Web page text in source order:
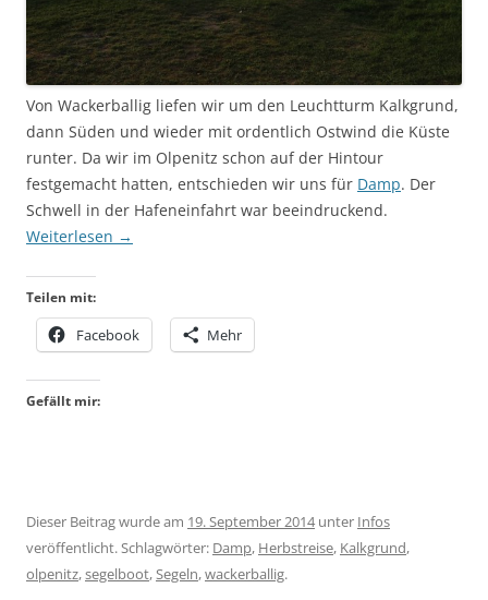
Von Wackerballig liefen wir um den Leuchtturm Kalkgrund,
dann Süden und wieder mit ordentlich Ostwind die Küste
runter. Da wir im Olpenitz schon auf der Hintour
festgemacht hatten, entschieden wir uns für Damp. Der
Schwell in der Hafeneinfahrt war beeindruckend.
Weiterlesen →
Teilen mit:
Facebook Mehr
Gefällt mir:
Dieser Beitrag wurde am 19. September 2014unter Infos
veröffentlicht. Schlagwörter: Damp, Herbstreise, Kalkgrund,
olpenitz,segelboot,Segeln,wackerballig.